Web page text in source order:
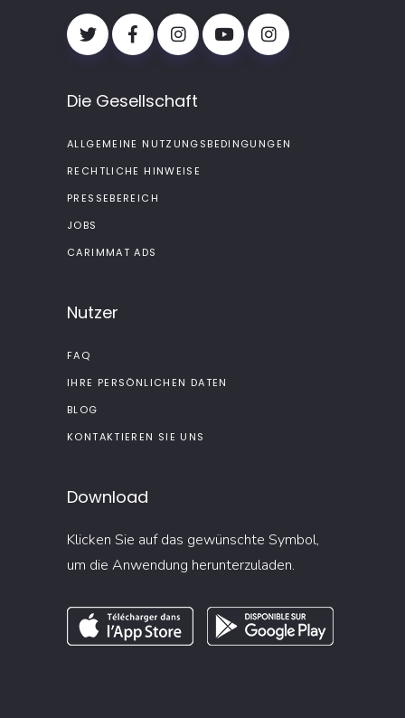
Die Gesellschaft
ALLGEMEINE NUTZUNGSBEDINGUNGEN
RECHTLICHE HINWEISE
PRESSEBEREICH
JOBS
CARIMMAT ADS
Nutzer
FAQ
IHRE PERSÖNLICHEN DATEN
BLOG
KONTAKTIEREN SIE UNS
Download
Klicken Sie auf das gewünschte Symbol,
um die Anwendung herunterzuladen.